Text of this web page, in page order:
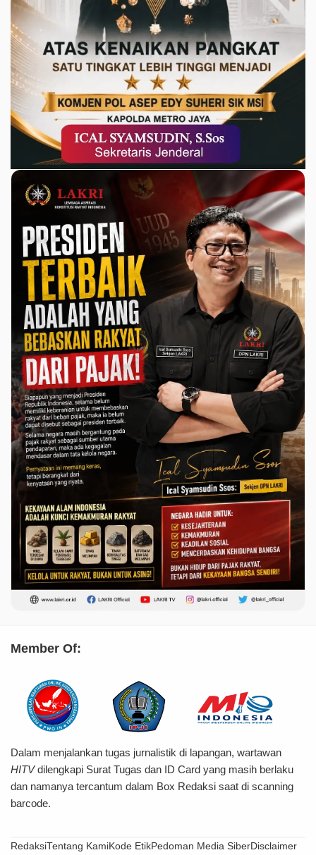
Member Of:
Dalam menjalankan tugas jurnalistik di lapangan, wartawan
HITVdilengkapi Surat Tugas dan ID Card yang masih berlaku
dan namanya tercantum dalam Box Redaksi saat di scanning
barcode.
RedaksiTentang KamiKode EtikPedoman Media SiberDisclaimer